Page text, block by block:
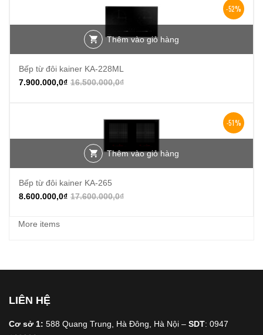
-52%
Thêm vào giỏ hàng
Bếp từ đôi kainer KA-228ML
16.500.000,0₫
7.900.000,0₫
-51%
Thêm vào giỏ hàng
Bếp từ đôi kainer KA-265
17.600.000,0₫
8.600.000,0₫
More items
LIÊN HỆ
Cơ sở 1: 588 Quang Trung, Hà Đông, Hà Nội – SDT: 0947